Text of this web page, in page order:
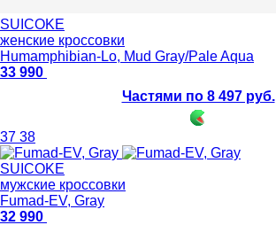
SUICOKE
женские кроссовки
Humamphibian-Lo, Mud Gray/Pale Aqua
33 990
Частями по 8 497 руб.
37 38
SUICOKE
мужские кроссовки
Fumad-EV, Gray
32 990